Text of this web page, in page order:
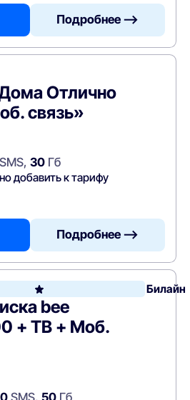
Подробнее —>
Отлично
связь»
30Гб
добавить к тарифу
Подробнее —>
Билайн
bee
+ ТВ + Моб.